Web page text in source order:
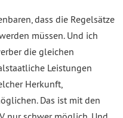
dass die Regelsätze
müssen. Und ich
die gleichen
Leistungen
Herkunft,
Das ist mit den